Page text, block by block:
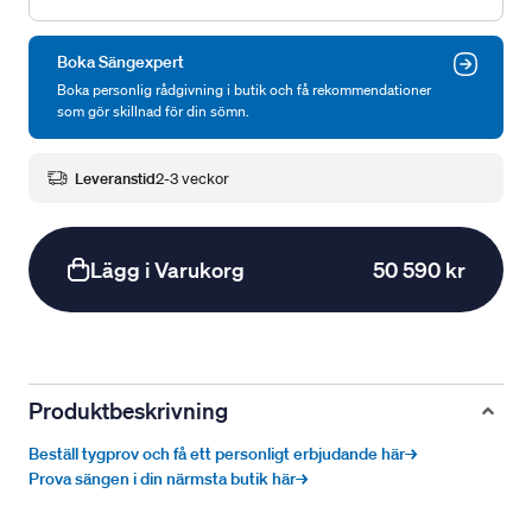
Boka Sängexpert
Boka personlig rådgivning i butik och få rekommendationer
som gör skillnad för din sömn.
Leveranstid2-3 veckor
Lägg i Varukorg 50 590 kr
Produktbeskrivning
Beställ tygprov och få ett personligt erbjudande här→
Prova sängen i din närmsta butik här→